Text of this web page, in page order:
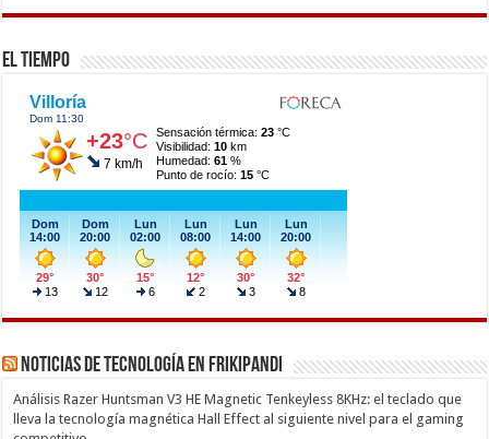
El Tiempo
Noticias de Tecnología en Frikipandi
Análisis Razer Huntsman V3 HE Magnetic Tenkeyless 8KHz: el teclado que
lleva la tecnología magnética Hall Effect al siguiente nivel para el gaming